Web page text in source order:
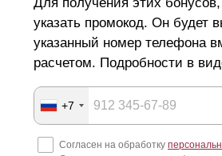
указать промокод. Он будет
указанный номер телефона
расчетом. Подробности в
+7
Согласен на обработку